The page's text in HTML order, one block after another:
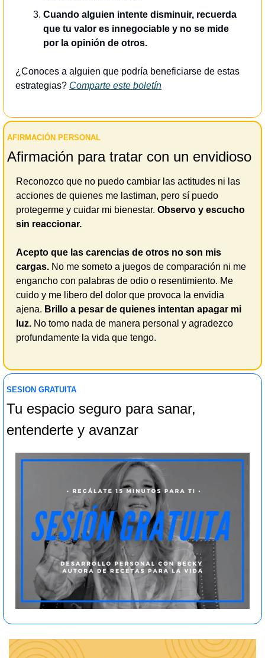
Cuando alguien intente disminuir, recuerda
que tu valor es innegociable y no se mide
por la opinión de otros.
¿Conoces a alguien que podría beneficiarse de estas
estrategias? Comparte este boletín
AFIRMACIÓN PERSONAL
Afirmación para tratar con un envidioso
Reconozco que no puedo cambiar las actitudes ni las
acciones de quienes me lastiman, pero sí puedo
protegerme y cuidar mi bienestar. Observo y escucho
sin reaccionar.
Acepto que las carencias de otros no son mis
cargas. No me someto a juegos de comparación ni me
engancho con palabras de odio o resentimiento. Me
cuido y me libero del dolor que provoca la envidia
ajena. Brillo a pesar de quienes intentan apagar mi
luz. No tomo nada de manera personal y agradezco
profundamente la vida que tengo.
SESION GRATUITA
Tu espacio seguro para sanar,
entenderte y avanzar